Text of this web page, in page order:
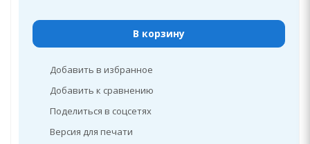
В корзину
Добавить в избранное
Добавить к сравнению
Поделиться в соцсетях
Версия для печати